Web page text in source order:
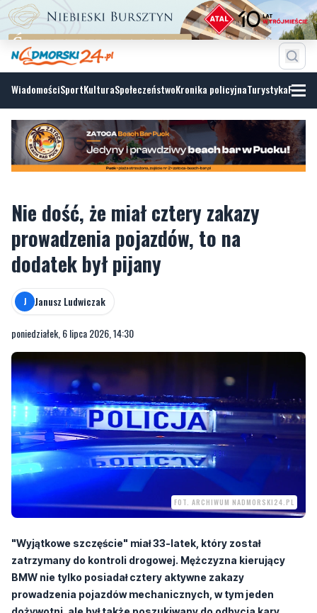
WiadomościSportKulturaSpołeczeństwoKronika policyjnaTurystyka
Nie dość, że miał cztery zakazy
dodatek był pijany
J Janusz Ludwiczak
FOT. ARCHIWUM NADMORSKI24.PL
"Wyjątkowe szczęście" miał 33-latek, który został
zatrzymany do kontroli drogowej. Mężczyzna kierujący
prowadzenia pojazdów mechanicznych, w tym jeden
dożywotni, ale był także poszukiwany do odbycia kary
blisko roku pozbawienia wolności. Jakby tego było mało,
prowadził samochód pod wpływem alkoholu.